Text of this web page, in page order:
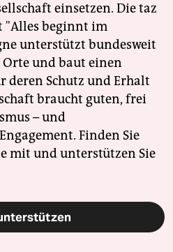
einsetzen. Die taz
"Alles beginnt im
unterstützt bundesweit
und baut einen
deren Schutz und Erhalt
braucht guten, frei
– und
Finden Sie
mit und unterstützen Sie